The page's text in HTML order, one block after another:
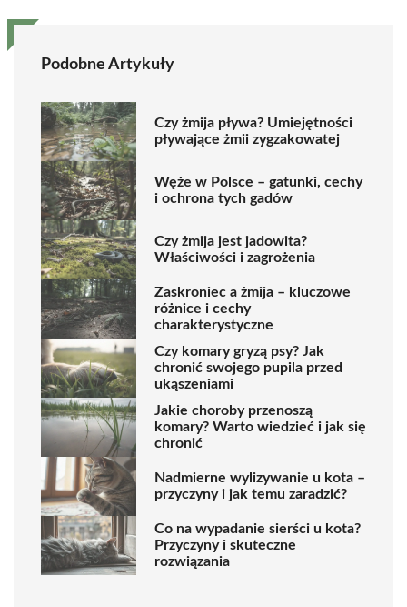
Podobne Artykuły
Czy żmija pływa? Umiejętności
pływające żmii zygzakowatej
Węże w Polsce – gatunki, cechy
i ochrona tych gadów
Czy żmija jest jadowita?
Właściwości i zagrożenia
Zaskroniec a żmija – kluczowe
różnice i cechy
charakterystyczne
Czy komary gryzą psy? Jak
chronić swojego pupila przed
ukąszeniami
Jakie choroby przenoszą
komary? Warto wiedzieć i jak się
chronić
Nadmierne wylizywanie u kota –
przyczyny i jak temu zaradzić?
Co na wypadanie sierści u kota?
Przyczyny i skuteczne
rozwiązania